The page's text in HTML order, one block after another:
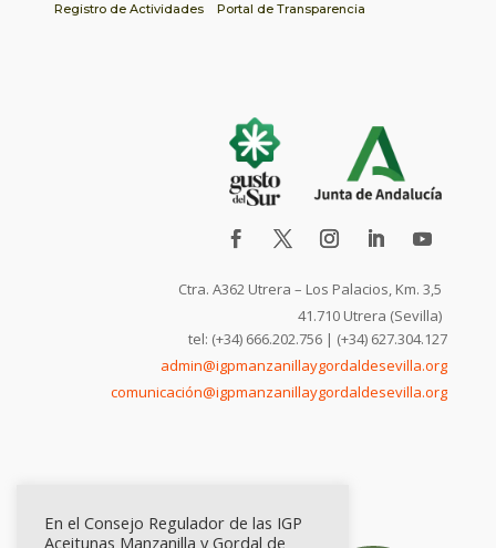
Registro de Actividades
Portal de Transparencia
Ctra. A362 Utrera – Los Palacios, Km. 3,5
41.710 Utrera (Sevilla)
tel: (+34) 666.202.756 | (+34) 627.304.127
admin@igpmanzanillaygordaldesevilla.org
comunicación@igpmanzanillaygordaldesevilla.org
En el Consejo Regulador de las IGP
Aceitunas Manzanilla y Gordal de